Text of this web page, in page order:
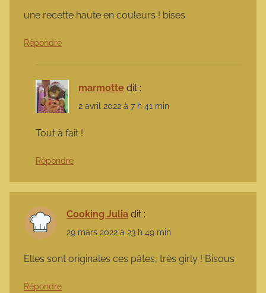
une recette haute en couleurs ! bises
Répondre
marmotte dit :
2 avril 2022 à 7 h 41 min
Tout à fait !
Répondre
Cooking Julia dit :
29 mars 2022 à 23 h 49 min
Elles sont originales ces pâtes, très girly ! Bisous
Répondre